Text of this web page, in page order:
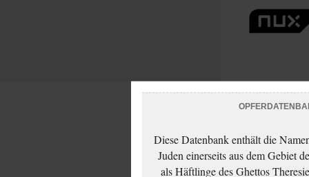
Diese Datenbank enthält die
Juden einerseits aus dem Gebiet
als Häftlinge des Ghettos